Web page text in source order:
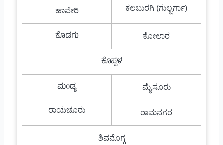
ಹಾವೇರಿ ಕಲಬುರಗಿ (ಗುಲ್ಬರ್ಗಾ)
ಕೊಡಗು ಕೋಲಾರ
ಕೊಪ್ಪಳ
ಮಂಡ್ಯ
ಮೈಸೂರು
ರಾಯಚೂರು ರಾಮನಗರ
ಶಿವಮೊಗ್ಗ